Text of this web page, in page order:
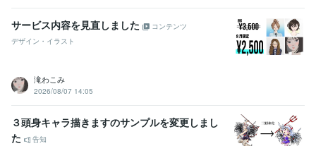
サービス内容を見直しました
コンテンツ
デザイン・イラスト
滝わこみ
2026/08/07 14:05
３頭身キャラ描きますのサンプルを変更しまし
た
告知